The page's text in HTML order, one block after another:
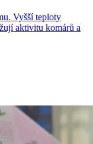
Vyšší teploty
aktivitu komárů a